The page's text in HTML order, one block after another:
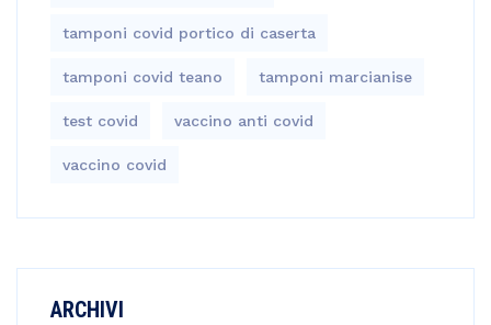
tamponi covid portico di caserta
tamponi covid teano tamponi marcianise
test covid vaccino anti covid
vaccino covid
ARCHIVI